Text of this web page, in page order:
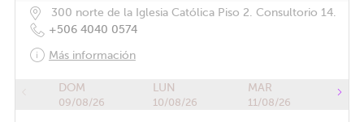
300 norte de la Iglesia Católica Piso 2. Consultorio 14.
+506 4040 0574
Más información
DOM
09/08/26
LUN
10/08/26
MAR
11/08/26